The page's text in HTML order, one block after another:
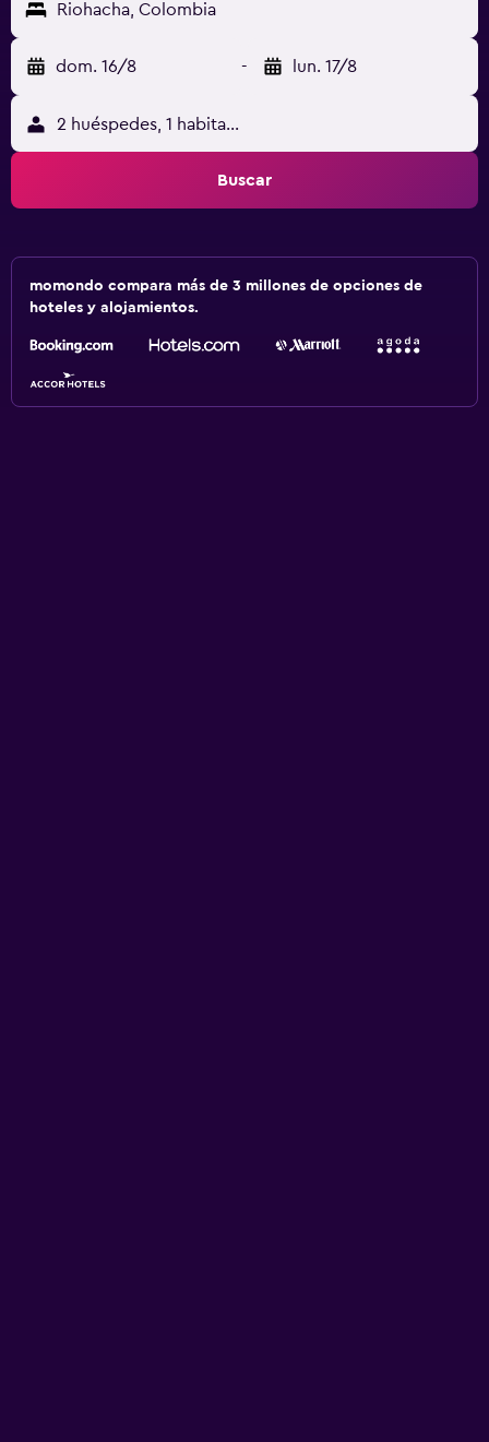
Riohacha, Colombia
dom. 16/8 - lun. 17/8
2 huéspedes, 1 habitación
Buscar
momondo compara más de 3 millones de opciones de
hoteles y alojamientos.